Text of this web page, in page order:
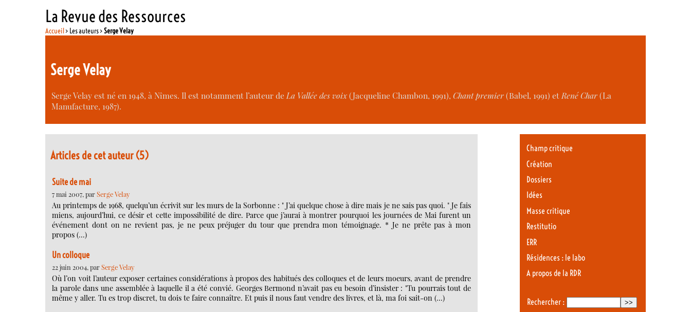
La Revue des Ressources
Accueil> Les auteurs >Serge Velay
Serge Velay
Serge Velay est né en 1948, à Nîmes. Il est notamment l’auteur de La Vallée des voix(Jacqueline Chambon, 1991), Chant premier(Babel, 1991) et René Char(La
Manufacture, 1987).
Articles de cet auteur (5)
Suite de mai
7 mai 2007, parSerge Velay
Au printemps de 1968, quelqu’un écrivit sur les murs de la Sorbonne : " J’ai quelque chose à dire mais je ne sais pas quoi. " Je fais
miens, aujourd’hui, ce désir et cette impossibilité de dire. Parce que j’aurai à montrer pourquoi les journées de Mai furent un
événement dont on ne revient pas, je ne peux préjuger du tour que prendra mon témoignage. * Je ne prête pas à mon
propos (…)
Un colloque
22 juin 2004, parSerge Velay
Où l’on voit l’auteur exposer certaines considérations à propos des habitués des colloques et de leurs moeurs, avant de prendre
la parole dans une assemblée à laquelle il a été convié. Georges Bermond n’avait pas eu besoin d’insister : "Tu pourrais tout de
même y aller. Tu es trop discret, tu dois te faire connaître. Et puis il nous faut vendre des livres, et là, ma foi sait-on (…)
Champ critique
Création
Dossiers
Idées
Masse critique
Restitutio
ERR
Résidences : le labo
A propos de la RDR
Rechercher :